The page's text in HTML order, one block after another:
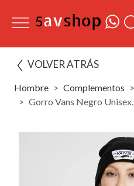
VOLVER ATRÁS
Hombre Complementos
Gorro Vans Negro Unisex.